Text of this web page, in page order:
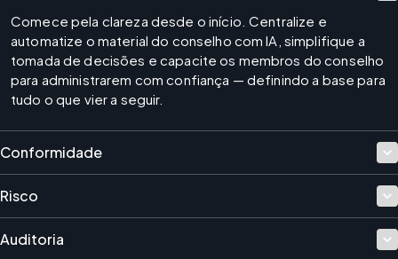
Comece pela clareza desde o início. Centralize e
automatize o material do conselho com IA, simplifique a
tomada de decisões e capacite os membros do conselho
para administrarem com confiança — definindo a base para
tudo o que vier a seguir.
Conformidade
Risco
Auditoria